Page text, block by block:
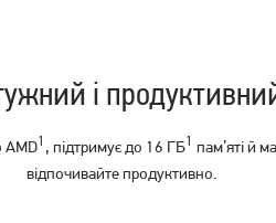
55 999 грн
і
1 , підтримує до 16 ГБ1 пам’яті й
відпочивайте продуктивно.